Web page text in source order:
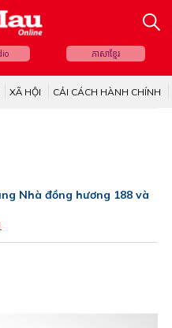
ភាសាខ្មែរ
XÃ HỘI CẢI CÁCH HÀNH CHÍNH
Nhà đồng hương 188 và